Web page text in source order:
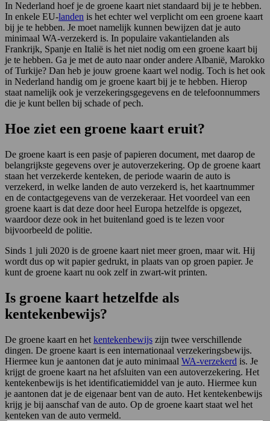
In Nederland hoef je de groene kaart niet standaard bij je te hebben.
In enkele EU-landen is het echter wel verplicht om een groene kaart
bij je te hebben. Je moet namelijk kunnen bewijzen dat je auto
minimaal WA-verzekerd is. In populaire vakantielanden als
Frankrijk, Spanje en Italië is het niet nodig om een groene kaart bij
je te hebben. Ga je met de auto naar onder andere Albanië, Marokko
of Turkije? Dan heb je jouw groene kaart wel nodig. Toch is het ook
in Nederland handig om je groene kaart bij je te hebben. Hierop
staat namelijk ook je verzekeringsgegevens en de telefoonnummers
die je kunt bellen bij schade of pech.
Hoe ziet een groene kaart eruit?
De groene kaart is een pasje of papieren document, met daarop de
belangrijkste gegevens over je autoverzekering. Op de groene kaart
staan het verzekerde kenteken, de periode waarin de auto is
verzekerd, in welke landen de auto verzekerd is, het kaartnummer
en de contactgegevens van de verzekeraar. Het voordeel van een
groene kaart is dat deze door heel Europa hetzelfde is opgezet,
waardoor deze ook in het buitenland goed is te lezen voor
bijvoorbeeld de politie.
Sinds 1 juli 2020 is de groene kaart niet meer groen, maar wit. Hij
wordt dus op wit papier gedrukt, in plaats van op groen papier. Je
kunt de groene kaart nu ook zelf in zwart-wit printen.
Is groene kaart hetzelfde als
kentekenbewijs?
De groene kaart en het kentekenbewijs zijn twee verschillende
dingen. De groene kaart is een internationaal verzekeringsbewijs.
Hiermee kun je aantonen dat je auto minimaal WA-verzekerd is. Je
krijgt de groene kaart na het afsluiten van een autoverzekering. Het
kentekenbewijs is het identificatiemiddel van je auto. Hiermee kun
je aantonen dat je de eigenaar bent van de auto. Het kentekenbewijs
krijg je bij aanschaf van de auto. Op de groene kaart staat wel het
kenteken van de auto vermeld.